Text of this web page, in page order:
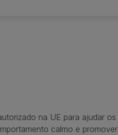
na UE para ajudar os
calmo e promover